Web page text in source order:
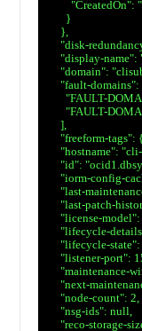
"CreatedOn":
}
},
"disk-
"display-name":
"domain":
"fault-domains":
"FAULT-
"FAULT-
],
"freeform-tags":
"hostname": "cli-
"id":
"iorm-config-
"last-
"last-patch-
"license-model":
"lifecycle-
"lifecycle-state":
"listener-port":
"maintenance-
"next-
"node-count": 2,
"nsg-ids": null,
"reco-storage-